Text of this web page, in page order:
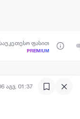
ფასით
აგვ, 01:37